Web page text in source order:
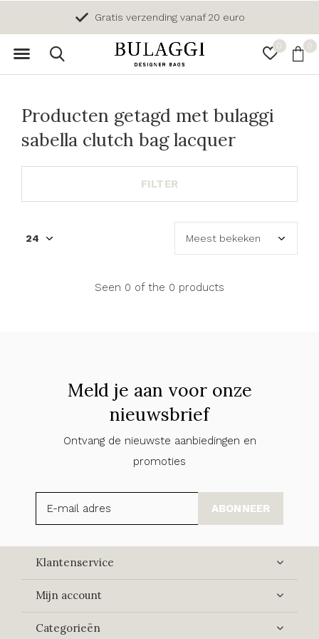
0 0
Gratis verzending vanaf 20 euro
Producten getagd met bulaggi
sabella clutch bag lacquer
FILTER
Seen 0 of the 0 products
Meld je aan voor onze
nieuwsbrief
Ontvang de nieuwste aanbiedingen en
promoties
ABONNEER
Klantenservice
Mijn account
Categorieën